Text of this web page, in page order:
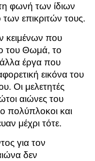
φωνή των ίδιων
επικριτών τους.
κειμένων που
του Θωμά, το
άλλα έργα που
εικόνα του
Οι μελετητές
αιώνες του
πολύπλοκοι και
μέχρι τότε.
για τον
δεν